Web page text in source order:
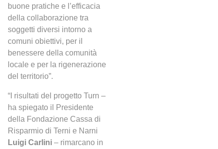
buone pratiche e l’efficacia
della collaborazione tra
soggetti diversi intorno a
comuni obiettivi, per il
benessere della comunità
locale e per la rigenerazione
del territorio”.
“I risultati del progetto Turn –
ha spiegato il Presidente
della Fondazione Cassa di
Risparmio di Terni e Narni
Luigi Carlini – rimarcano in